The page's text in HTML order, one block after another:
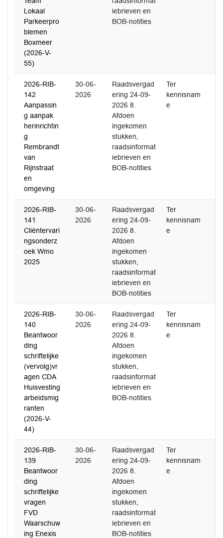
Lokaal
Parkeerpro
blemen
Boxmeer
(2026-V-
55)
iebrieven en
BOB-notities
2026-RIB-
142
Aanpassin
g aanpak
herinrichtin
g
Rembrandt
van
Rijnstraat
en
omgeving
30-06-
2026
Raadsvergad
ering 24-09-
2026 8.
Afdoen
ingekomen
stukken,
raadsinformat
iebrieven en
BOB-notities
Ter
kennisnam
e
2026-RIB-
141
Cliëntervari
ngsonderz
oek Wmo
2025
30-06-
2026
Raadsvergad
ering 24-09-
2026 8.
Afdoen
ingekomen
stukken,
raadsinformat
iebrieven en
BOB-notities
Ter
kennisnam
e
2026-RIB-
140
Beantwoor
ding
schriftelijke
(vervolg)vr
agen CDA
Huisvesting
arbeidsmig
ranten
(2026-V-
44)
30-06-
2026
Raadsvergad
ering 24-09-
2026 8.
Afdoen
ingekomen
stukken,
raadsinformat
iebrieven en
BOB-notities
Ter
kennisnam
e
2026-RIB-
139
Beantwoor
ding
schriftelijke
vragen
FVD
Waarschuw
ing Enexis
30-06-
2026
Raadsvergad
ering 24-09-
2026 8.
Afdoen
ingekomen
stukken,
raadsinformat
iebrieven en
BOB-notities
Ter
kennisnam
e